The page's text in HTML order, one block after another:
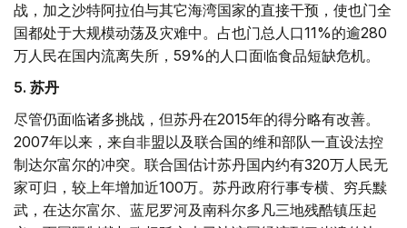
战，加之沙特阿拉伯与其它海湾国家的直接干预，使也门全
国都处于大规模动荡及灾难中。占也门总人口11%的逾280
万人民在国内流离失所，59%的人口面临食品短缺危机。
5. 苏丹
尽管仍面临诸多挑战，但苏丹在2015年的得分略有改善。
2007年以来，来自非盟以及联合国的维和部队一直设法控
制达尔富尔的冲突。联合国估计苏丹国内约有320万人民无
家可归，较上年增加近100万。苏丹政府行事专横、穷兵黩
武，在达尔富尔、蓝尼罗河及南科尔多凡三地残酷镇压起